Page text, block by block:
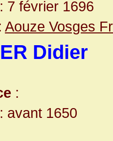
: 7 février 1696
Aouze Vosges
Didier
:
: avant 1650